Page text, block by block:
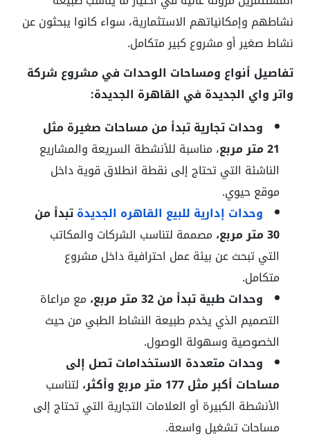
نشاطهم وإمكانياتهم الاستثمارية، سواء كانوا يبحثون عن
نشاط صغير أو مشروع كبير متكامل.
تفاصيل أنواع ومساحات الوحدات في مشروع شركة
واتر واي الجديدة في القاهرة الجديدة:
وحدات تجارية تبدأ من مساحات صغيرة مثل
21 متر مربع
، مناسبة للأنشطة السريعة والمشاريع
الناشئة التي تحتاج إلى نقطة انطلاق قوية داخل
موقع حيوي.
وحدات إدارية للبيع القاهره الجديدةتبدأ من
30 متر مربع،
مصممة لتناسب الشركات والمكاتب
التي تبحث عن بيئة عمل احترافية داخل مشروع
متكامل.
وحدات طبية تبدأ من 32 متر مربع،
مع مراعاة
التصميم الذي يخدم طبيعة النشاط الطبي من حيث
الخصوصية وسهولة الوصول.
وحدات متعددة الاستخدامات تصل إلى
مساحات أكبر مثل 177 متر مربع وأكثر،
لتناسب
الأنشطة الكبيرة أو العلامات التجارية التي تحتاج إلى
مساحات تشغيل واسعة.